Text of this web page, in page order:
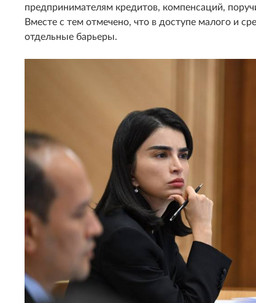
предпринимателям кредитов, компенсаций,
Вместе с тем отмечено, что в доступе малого и
отдельные барьеры.